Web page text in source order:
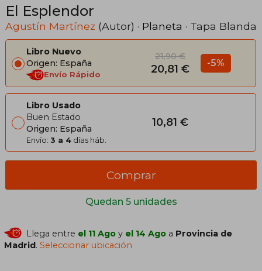
El Esplendor
Agustín Martínez (Autor) · Planeta · Tapa Blanda
Libro Nuevo
Origen: España
Envío Rápido
21,90 €
20,81 € -5%
Libro Usado
Buen Estado
Origen: España
Envío: 3 a 4 días háb.
10,81 €
Quedan 5 unidades
Comprar
Llega entre el 11 Ago y el 14 Ago a Provincia de
Madrid.Seleccionar ubicación